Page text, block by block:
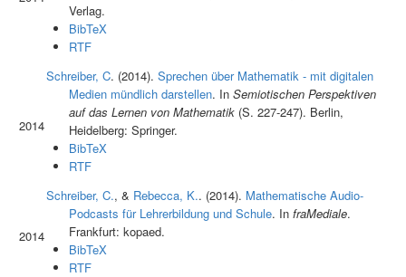
Verlag.
BibTeX
RTF
2014
Schreiber, C. (2014). Sprechen über Mathematik - mit digitalen
Medien mündlich darstellen. In Semiotischen Perspektiven
auf das Lernen von Mathematik (S. 227-247). Berlin,
Heidelberg: Springer.
BibTeX
RTF
2014
Schreiber, C., & Rebecca, K.. (2014). Mathematische Audio-
Podcasts für Lehrerbildung und Schule. In fraMediale.
Frankfurt: kopaed.
BibTeX
RTF